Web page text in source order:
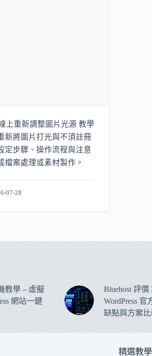
上重新調整圖片光源 教學
新將圖片打光與不須註冊
定步驟、操作流程與注意
檔案處理或素材製作。
07-28
教學 – 虛擬
網站一鍵
Bluehost 評價
WordPress
缺點與方案
精選教學